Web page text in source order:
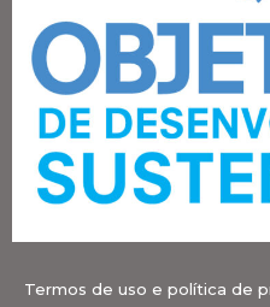
Termos de uso e política de